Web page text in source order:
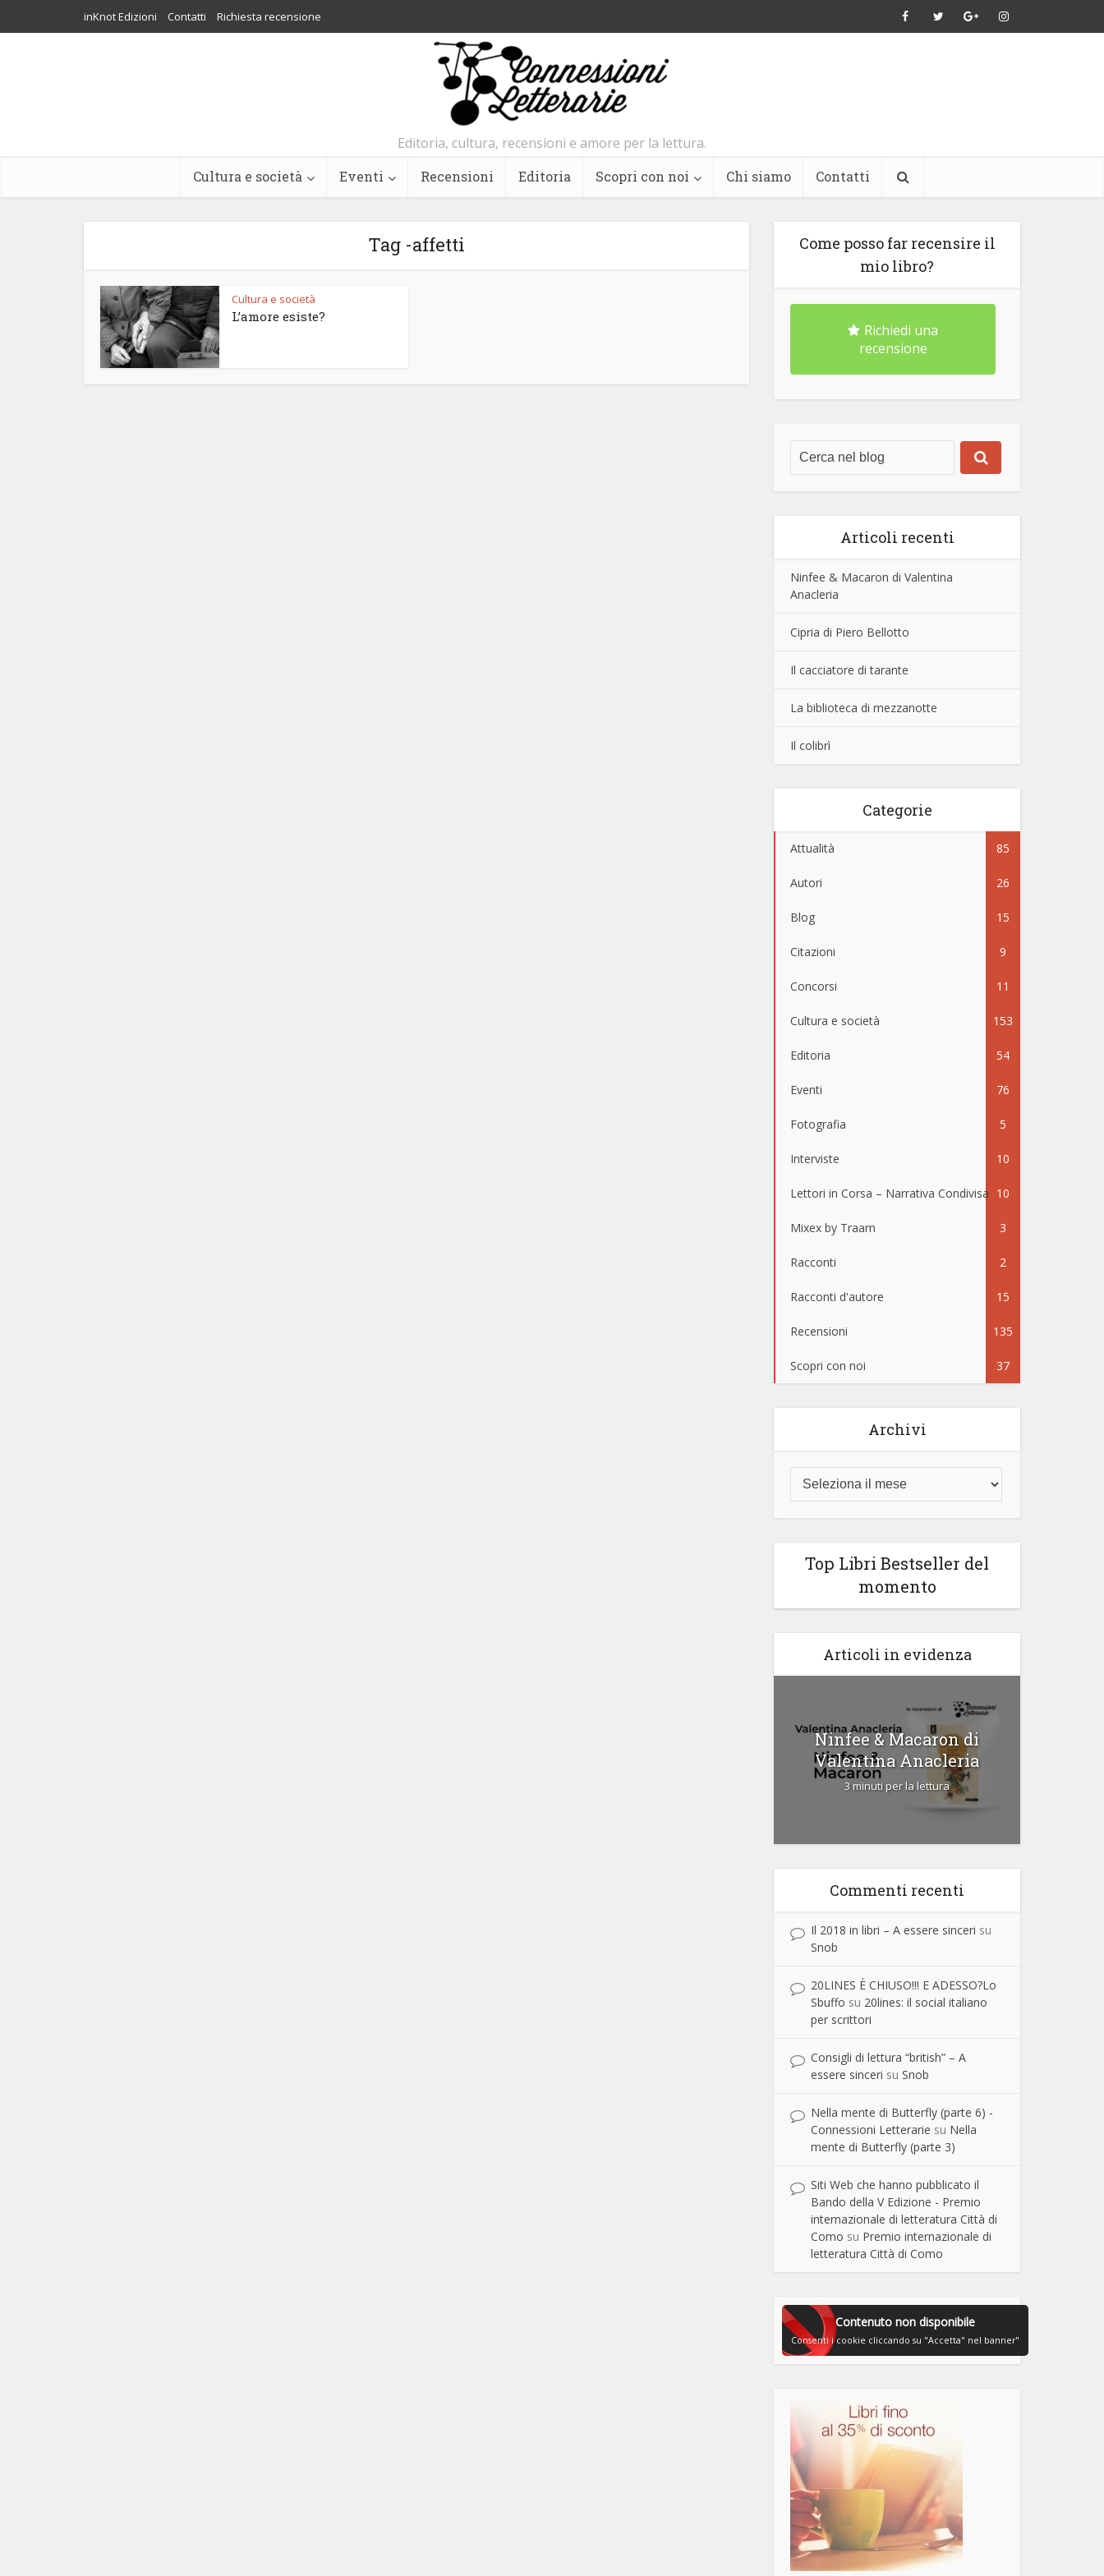
inKnot Edizioni Contatti Richiesta recensione
Editoria, cultura, recensioni e amore per la lettura.
Cultura e società Eventi Recensioni Editoria Scopri con noi Chi siamo Contatti
Tag -affetti
Cultura e società
L’amore esiste?
Come posso far recensire il
mio libro?
Richiedi una
recensione
Articoli recenti
Ninfee & Macaron di Valentina
Anacleria
Cipria di Piero Bellotto
Il cacciatore di tarante
La biblioteca di mezzanotte
Il colibrì
Categorie
Attualità 85
Autori 26
Blog 15
Citazioni 9
Concorsi 11
Cultura e società 153
Editoria 54
Eventi 76
Fotografia 5
Interviste 10
Lettori in Corsa – Narrativa Condivisa 10
Mixex by Traam 3
Racconti 2
Racconti d'autore 15
Recensioni 135
Scopri con noi 37
Archivi
Top Libri Bestseller del
momento
Articoli in evidenza
Ninfee & Macaron di
Valentina Anacleria
3 minuti per la lettura
Commenti recenti
Il 2018 in libri – A essere sinceri su
Snob
20LINES È CHIUSO!!! E ADESSO?Lo
Sbuffo su 20lines: il social italiano
per scrittori
Consigli di lettura “british” – A
essere sinceri su Snob
Nella mente di Butterfly (parte 6) -
Connessioni Letterarie su Nella
mente di Butterfly (parte 3)
Siti Web che hanno pubblicato il
Bando della V Edizione - Premio
internazionale di letteratura Città di
Como su Premio internazionale di
letteratura Città di Como
Contenuto non disponibile
Consenti i cookie cliccando su "Accetta" nel banner"